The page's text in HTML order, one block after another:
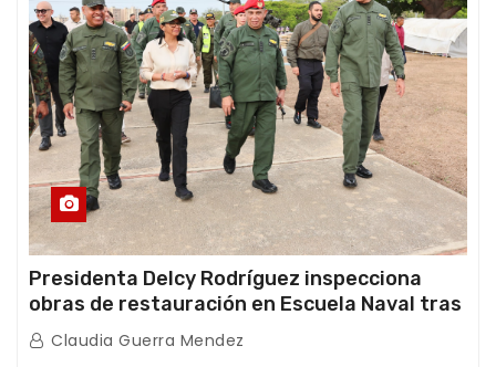
Presidenta Delcy Rodríguez inspecciona
obras de restauración en Escuela Naval tras
afectaciones sísmicas en La Guaira
Claudia Guerra Mendez